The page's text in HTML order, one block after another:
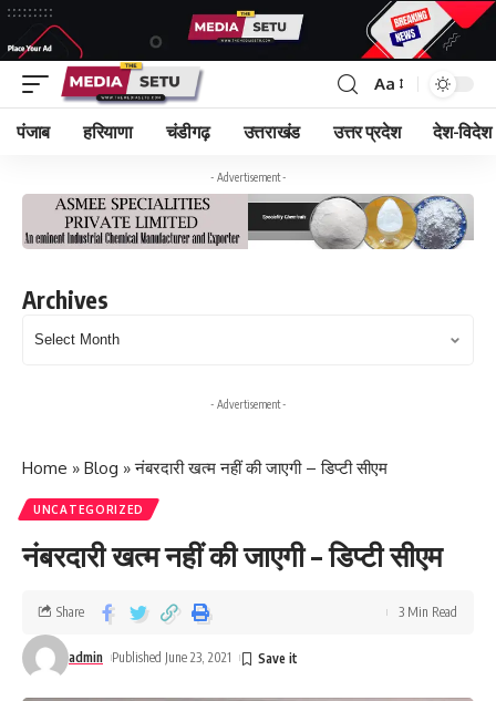
Aa
पंजाब हरियाणा चंडीगढ़ उत्तराखंड उत्तर प्रदेश देश-विदेश
- Advertisement -
Archives
- Advertisement -
Home » Blog »नंबरदारी खत्म नहीं की जाएगी – डिप्टी सीएम
UNCATEGORIZED
नंबरदारी खत्म नहीं की जाएगी – डिप्टी सीएम
admin Published June 23, 2021
Share 3 Min Read